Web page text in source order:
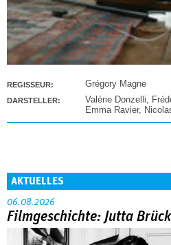
REGISSEUR: Grégory Magne
DARSTELLER: Valérie Donzelli,
Emma Ravier,
AKTUELLES
06.08.2026
Filmgeschichte: Jutta